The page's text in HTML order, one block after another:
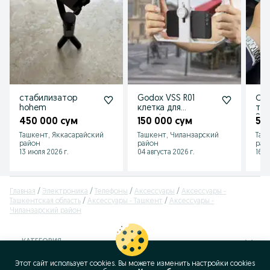
sizga nisbatan silliq suratga olish imkonini beradi.
Доставка бесплатная
Shahar ichiga dostavka bepul
994669161
стабилизатор
hohem
450 000 сум
Ташкент, Яккасарайский
район
13 июля 2026 г.
Godox VSS R01
клетка для
телефона
150 000 сум
Ташкент, Чиланзарский
район
04 августа 2026 г.
16
Главная Электроника Телефоны Аксессуары
Аксессуары -
Ташкентская область
Аксессуары - Ташкент
Аксессуары -
Чиланзарский район
КАТЕГОРИЯ
Этот сайт использует cookies. Вы можете изменить настройки cookies